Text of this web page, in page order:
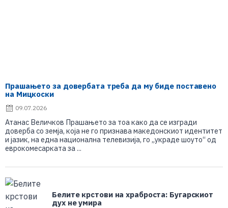
Прашањето за довербата треба да му биде поставено
на Мицкоски
09.07.2026
Атанас Величков Прашањето за тоа како да се изгради
доверба со земја, која не го признава македонскиот идентитет
и јазик, на една национална телевизија, го „украде шоуто“ од
еврокомесарката за ...
Белите крстови на храброста: Бугарскиот
дух не умира